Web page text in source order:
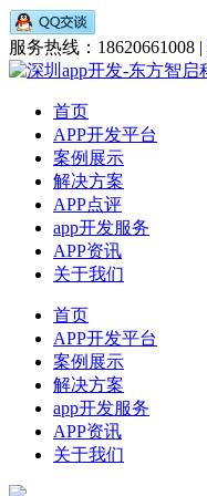
服务热线：18620661008 |
首页
APP开发平台
案例展示
解决方案
APP点评
app开发服务
APP资讯
关于我们
首页
APP开发平台
案例展示
解决方案
app开发服务
APP资讯
关于我们